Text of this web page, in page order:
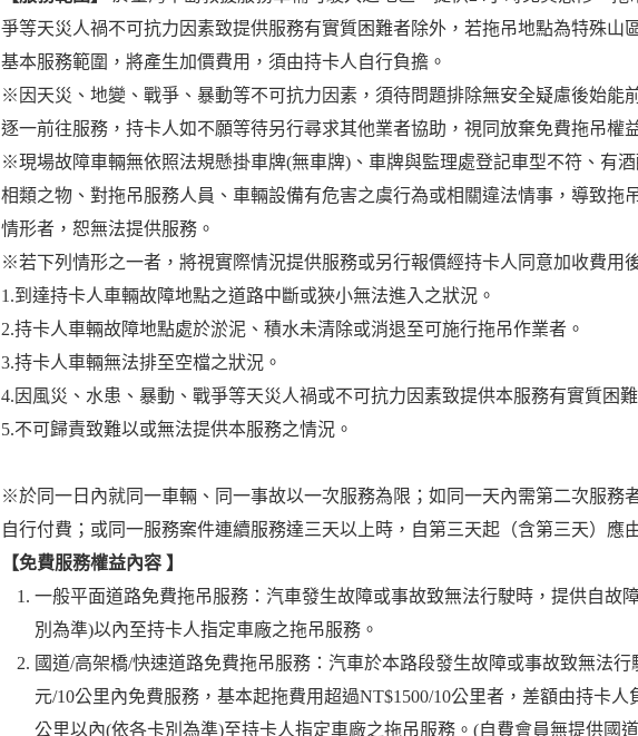
爭等天災人禍不可抗力因素致提供服務有實質困難者除外，若拖吊地點為特殊山
基本服務範圍，將產生加價費用，須由持卡人自行負擔。
※因天災、地變、戰爭、暴動等不可抗力因素，須待問題排除無安全疑慮後始能
逐一前往服務，持卡人如不願等待另行尋求其他業者協助，視同放棄免費拖吊權
※現場故障車輛無依照法規懸掛車牌(無車牌)、車牌與監理處登記車型不符、有
相類之物、對拖吊服務人員、車輛設備有危害之虞行為或相關違法情事，導致拖
情形者，恕無法提供服務。
※若下列情形之一者，將視實際情況提供服務或另行報價經持卡人同意加收費用
1.到達持卡人車輛故障地點之道路中斷或狹小無法進入之狀況。
2.持卡人車輛故障地點處於淤泥、積水未清除或消退至可施行拖吊作業者。
3.持卡人車輛無法排至空檔之狀況。
4.因風災、水患、暴動、戰爭等天災人禍或不可抗力因素致提供本服務有實質困難
5.不可歸責致難以或無法提供本服務之情況。
※於同一日內就同一車輛、同一事故以一次服務為限；如同一天內需第二次服務
自行付費；或同一服務案件連續服務達三天以上時，自第三天起（含第三天）應
【免費服務權益內容 】
一般平面道路免費拖吊服務：汽車發生故障或事故致無法行駛時，提供自故
別為準)以內至持卡人指定車廠之拖吊服務。
國道/高架橋/快速道路免費拖吊服務：汽車於本路段發生故障或事故致無法
元/10公里內免費服務，基本起拖費用超過NT$1500/10公里者，差額由持卡
公里以內(依各卡別為準)至持卡人指定車廠之拖吊服務。(自費會員無提供國